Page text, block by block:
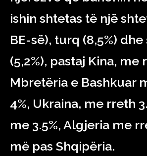
ishin shtetas të një
BE-së), turq (8,5%)
(5,2%), pastaj Kina, me
Mbretëria e Bashkuar
4%, Ukraina, me rreth
me 3.5%, Algjeria me
më pas Shqipëria.